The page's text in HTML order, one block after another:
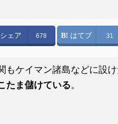
シェア 678 はてブ 31
もケイマン諸島などに設
たま儲けている。